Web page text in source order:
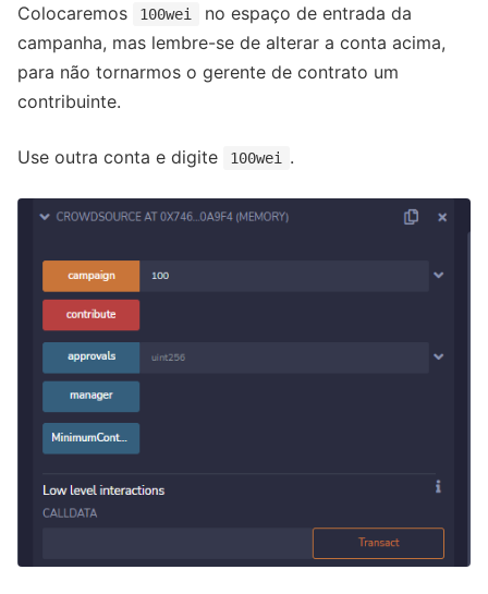
Colocaremos 100wei
no espaço de entrada da
campanha, mas lembre-se de alterar a conta acima,
para não tornarmos o gerente de contrato um
contribuinte.
Use outra conta e digite 100wei .